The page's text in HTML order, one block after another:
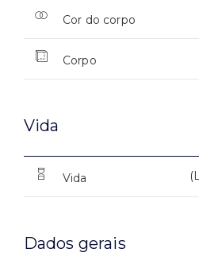
Cor do corpo
Corpo
Vida
Vida
Dados gerais